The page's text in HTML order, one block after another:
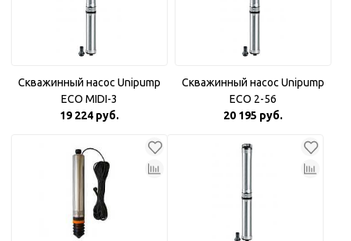
Скважинный насос Unipump
ECO MIDI-3
19 224 руб.
Скважинный насос Unipump
ECO 2-56
20 195 руб.